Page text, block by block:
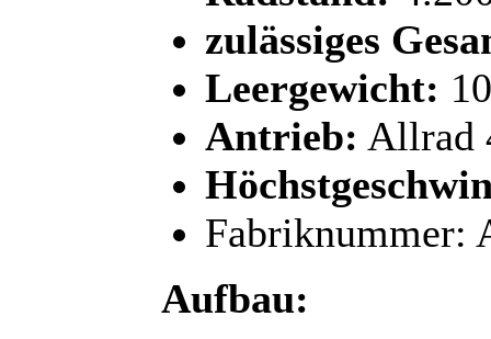
zulässiges
Leergewicht:
Antrieb: Allrad
Fabriknummer:
Aufbau: